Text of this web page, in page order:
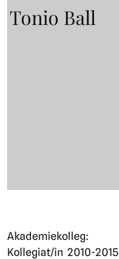
Tonio Ball
Akademiekolleg:
Kollegiat/in 2010-2015